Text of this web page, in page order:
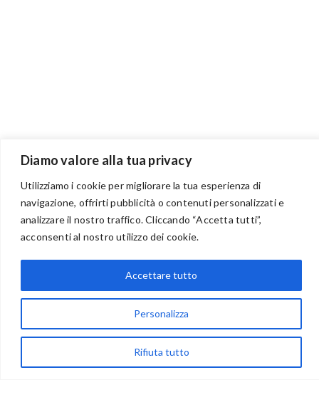
Diamo valore alla tua privacy
Utilizziamo i cookie per migliorare la tua esperienza di
navigazione, offrirti pubblicità o contenuti personalizzati e
analizzare il nostro traffico. Cliccando “Accetta tutti”,
acconsenti al nostro utilizzo dei cookie.
Personalizza
Rifiuta tutto
Accettare tutto
BENVENUTI NEL PORTALE RIVENDITORI
via Acqua delle Noci 12
83024 Monteforte Irpino (AV)
(+39) 081-7777233